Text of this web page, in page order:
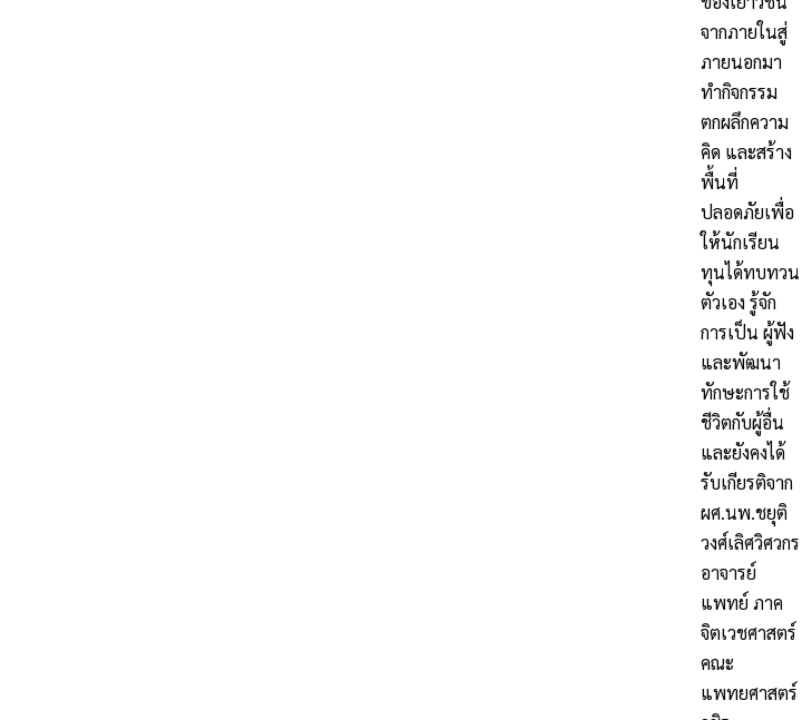
จากภายในสู่
ภายนอกมา
ทำกิจกรรม
ตกผลึกความ
คิด และสร้าง
พื้นที่
ปลอดภัยเพื่อ
ให้นักเรียน
ทุนได้ทบทวน
ตัวเอง รู้จัก
การเป็น ผู้ฟัง
และพัฒนา
ทักษะการใช้
ชีวิตกับผู้อื่น
และยังคงได้
รับเกียรติจาก
ผศ.นพ.ชยุติ
วงศ์เลิศวิศวกร
อาจารย์
แพทย์ ภาค
จิตเวชศาสตร์
คณะ
แพทยศาสตร์